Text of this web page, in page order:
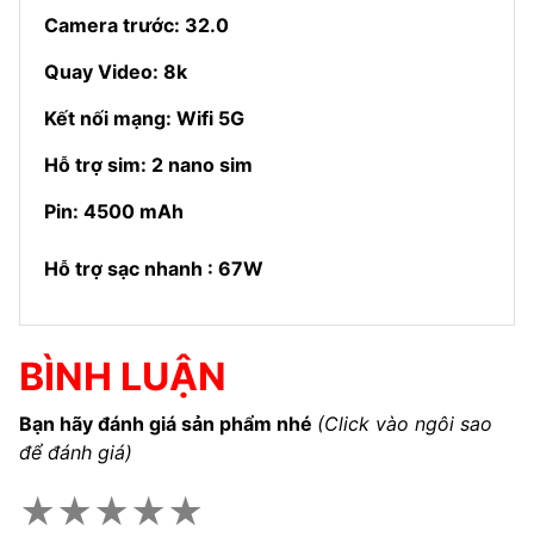
Camera trước: 32.0
Quay Video: 8k
Kết nối mạng: Wifi 5G
Hỗ trợ sim: 2 nano sim
Pin: 4500 mAh
Hỗ trợ sạc nhanh : 67W
BÌNH LUẬN
Bạn hãy đánh giá sản phẩm nhé (Click vào ngôi sao
để đánh giá)
★★★★★